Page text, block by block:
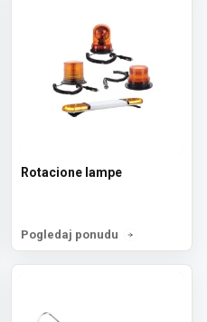
Rotacione lampe
Pogledaj ponudu